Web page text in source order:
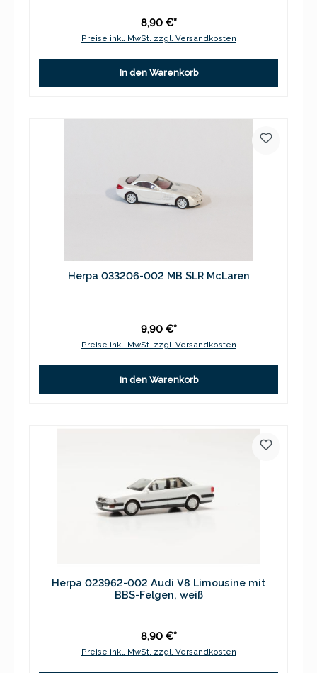
8,90 €*
Preise inkl. MwSt. zzgl. Versandkosten
In den Warenkorb
Herpa 033206-002 MB SLR McLaren
9,90 €*
Preise inkl. MwSt. zzgl. Versandkosten
In den Warenkorb
Herpa 023962-002 Audi V8 Limousine mit
BBS-Felgen, weiß
8,90 €*
Preise inkl. MwSt. zzgl. Versandkosten